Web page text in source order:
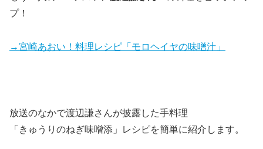
プ！
→宮崎あおい！料理レシピ「モロヘイヤの味噌汁」
放送のなかで渡辺謙さんが披露した手料理
「きゅうりのねぎ味噌添」レシピを簡単に紹介します。